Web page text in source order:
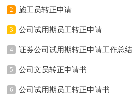
2 施工员转正申请
3 公司试用期员工转正申请
4 证券公司试用期转正申请工作总结
5 公司文员转正申请书
6 公司试用期员工转正申请书